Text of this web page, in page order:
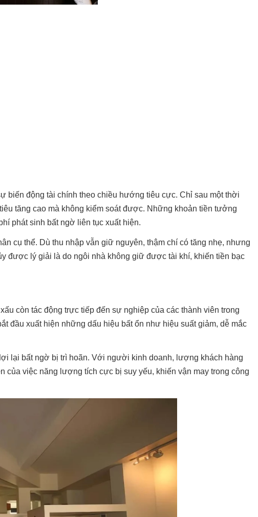
biến động tài chính theo chiều hướng tiêu cực. Chỉ sau một thời
tăng cao mà không kiểm soát được. Những khoản tiền tưởng
phát sinh bất ngờ liên tục xuất hiện.
cụ thể. Dù thu nhập vẫn giữ nguyên, thậm chí có tăng nhẹ, nhưng
được lý giải là do ngôi nhà không giữ được tài khí, khiến tiền bạc
còn tác động trực tiếp đến sự nghiệp của các thành viên trong
đầu xuất hiện những dấu hiệu bất ổn như hiệu suất giảm, dễ mắc
lại bất ngờ bị trì hoãn. Với người kinh doanh, lượng khách hàng
của việc năng lượng tích cực bị suy yếu, khiến vận may trong công